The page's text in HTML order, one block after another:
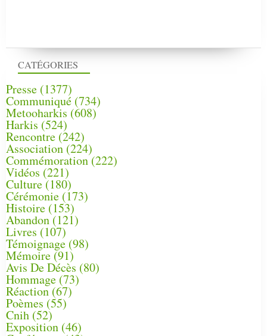
CATÉGORIES
Presse (1377)
Communiqué (734)
Metooharkis (608)
Harkis (524)
Rencontre (242)
Association (224)
Commémoration(222)
Vidéos (221)
Culture(180)
Cérémonie (173)
Histoire (153)
Abandon(121)
Livres (107)
Témoignage (98)
Mémoire (91)
Avis De Décès (80)
Hommage (73)
Réaction(67)
Poèmes (55)
Cnih (52)
Exposition (46)